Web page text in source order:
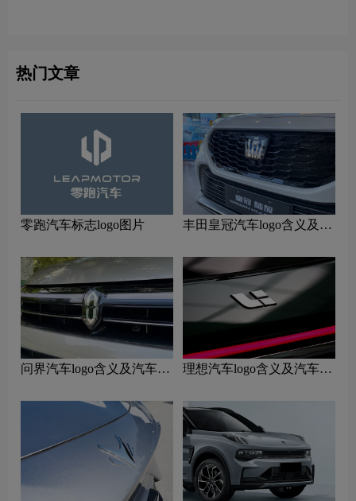
热门文章
零跑汽车标志logo图片
丰田皇冠汽车logo含义及汽
问界汽车logo含义及汽车品
理想汽车logo含义及汽车品